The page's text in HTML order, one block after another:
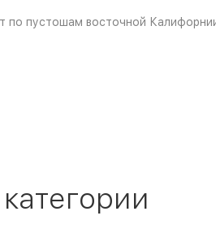
пустошам восточной